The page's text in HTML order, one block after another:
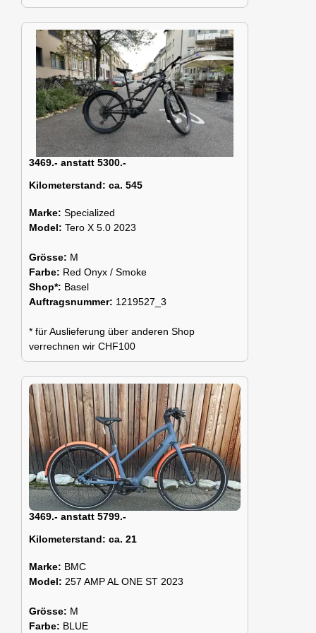
3469.- anstatt 5300.-
Kilometerstand: ca. 545
Marke: Specialized
Model: Tero X 5.0 2023
Grösse: M
Farbe: Red Onyx / Smoke
Shop*: Basel
Auftragsnummer: 1219527_3
* für Auslieferung über anderen Shop
verrechnen wir CHF100
3469.- anstatt 5799.-
Kilometerstand: ca. 21
Marke: BMC
Model: 257 AMP AL ONE ST 2023
Grösse: M
Farbe: BLUE